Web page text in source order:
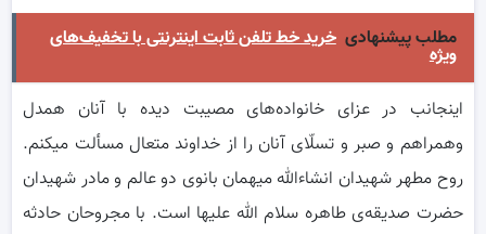
مطلب پیشنهادی خرید خط تلفن ثابت اینترنتی با تخفیف‌های
ویژه
اینجانب در عزای خانواده‌های مصیبت دیده با آنان همدل
وهمراهم و صبر و تسلّای آنان را از خداوند متعال مسألت میکنم.
روح مطهر شهیدان انشاءالله میهمان بانوی دو عالم و مادر شهیدان
حضرت صدیقه‌ی طاهره سلام الله علیها است. با مجروحان حادثه